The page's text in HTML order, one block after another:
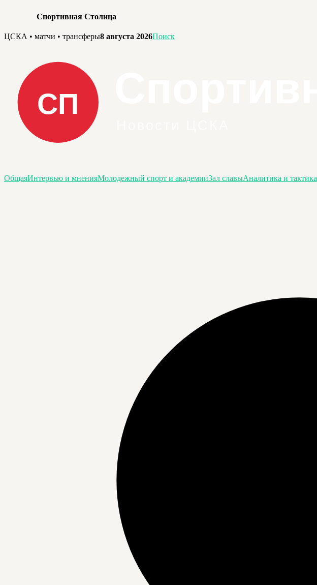
Спортивная Столица
Перейти
содержимому
ЦСКА • матчи • трансферы8 августа 2026Поиск
ОбщаяИнтервью и мненияМолодежный спорт и академииЗал славыАналитика и тактика